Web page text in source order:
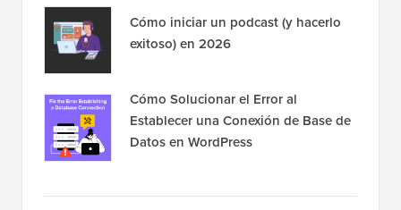
Cómo iniciar un podcast (y hacerlo
exitoso) en 2026
Cómo Solucionar el Error al
Establecer una Conexión de Base de
Datos en WordPress